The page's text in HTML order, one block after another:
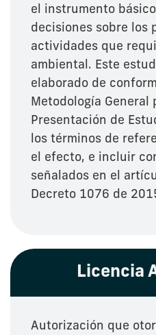
el instrumento
decisiones sobre los
actividades que
ambiental. Este
elaborado de
Metodología General
Presentación de
los términos de
el efecto, e incluir
señalados en el
Decreto 1076 de
Licencia
Autorización que